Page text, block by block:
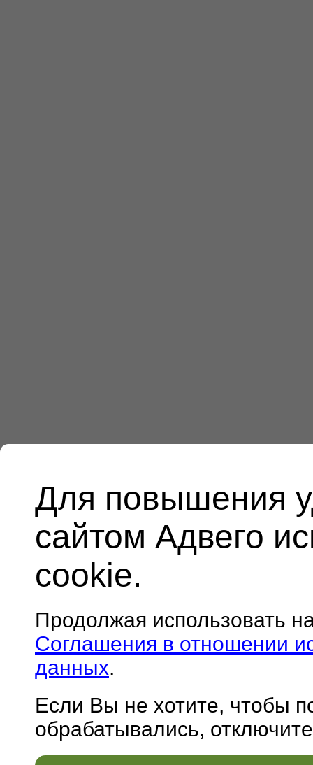
Для повышения
сайтом Адвего
cookie.
Продолжая использовать
Соглашения в отношении
данных.
Если Вы не хотите, чтобы
обрабатывались,